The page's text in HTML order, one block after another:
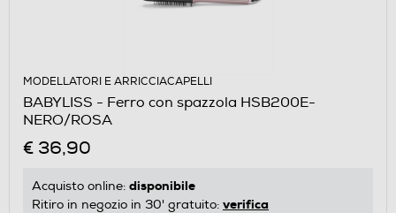
MODELLATORI E ARRICCIACAPELLI
BABYLISS - Ferro con spazzola HSB200E-
NERO/ROSA
€ 36,90
Acquisto online: disponibile
Ritiro in negozio in 30' gratuito: verifica